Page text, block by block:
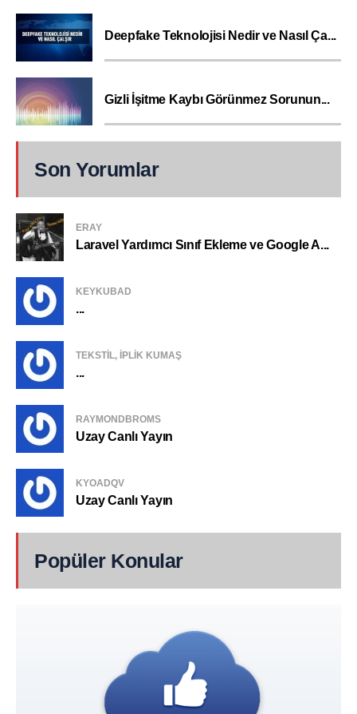
Deepfake Teknolojisi Nedir ve Nasıl Ça...
Gizli İşitme Kaybı Görünmez Sorunun...
Son Yorumlar
ERAY
Laravel Yardımcı Sınıf Ekleme ve Google A...
KEYKUBAD
...
TEKSTIL, IPLIK KUMAŞ
...
RAYMONDBROMS
Uzay Canlı Yayın
KYOADQV
Uzay Canlı Yayın
Popüler Konular